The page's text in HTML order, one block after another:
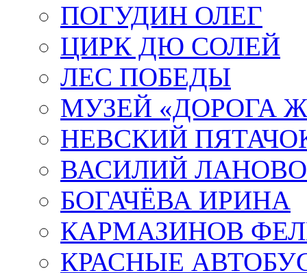
ПОГУДИН ОЛЕГ
ЦИРК ДЮ СОЛЕЙ
ЛЕС ПОБЕДЫ
МУЗЕЙ «ДОРОГА
НЕВСКИЙ
ВАСИЛИЙ
БОГАЧЁВА ИРИНА
КАРМАЗИНОВ
КРАСНЫЕ